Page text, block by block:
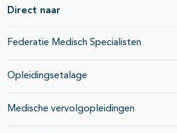
Direct naar
Federatie Medisch Specialisten
Opleidingsetalage
Medische vervolgopleidingen